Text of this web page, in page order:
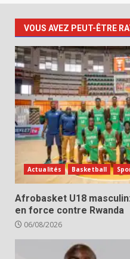
VOUS AVEZ PEUT-ÊTRE
Actualités Basketball
Afrobasket U18
en force contre Rwanda
06/08/2026